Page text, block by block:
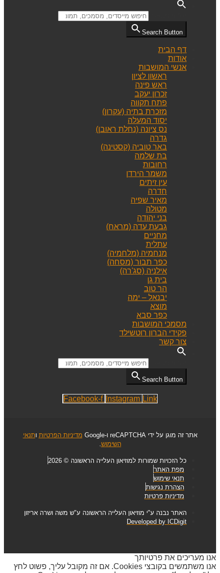
Search Button
דף הבית
אודות
אנשי המושבות
ראשון לציון
ראש פינה
זכרון יעקב
פתח תקווה
מזכרת בתיה (עקרון)
יסוד המעלה
נס ציונה (נחלת ראובן)
גדרה
באר טוביה (קסטינה)
בת שלמה
רחובות
משמר הירדן
עין זיתים
חדרה
מאיר שפיה
מטולה
בני יהודה
גבעת עדה (מראח)
מחניים
עתלית
מנחמיה (מלחמיה)
כפר תבור (מסחה)
אילניה (סג'רה)
בית גן
הר טוב
יבנאל – ימה
מוצא
כפר סבא
מסמכי המושבות
פקידי הברון רוטשילד
צור קשר
Search Button
Facebook-f Instagram Link
אתר זה מוגן על ידי reCAPTCHA ו-Google מדיניות הפרטיות ותנאי
השימוש
כל הזכויות שמורות למוזיאון העלייה הראשונה © 2026
מפת האתר
תנאי שימוש
הצהרת נגישות
מדיניות פרטיות
האתר נבנה ע"י מוזיאון העלייה הראשונה ע"ש משה ושרה אריזון
Developed by ICDigit
אנו מעריכים את פרטיותך
אנו משתמשים בקובצי Cookies. אם זה מקובל עליך, פשוט לחץ